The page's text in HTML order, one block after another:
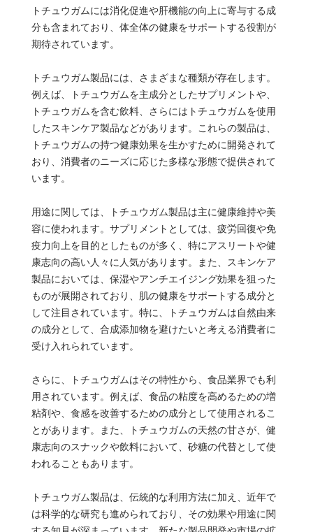
トチュウガムには消化促進や肝機能の向上に寄与する成
分も含まれており、体全体の健康をサポートする役割が
期待されています。
トチュウガム製品には、さまざまな種類が存在します。
例えば、トチュウガムを主成分としたサプリメントや、
トチュウガムを含む飲料、さらにはトチュウガムを使用
したスキンケア製品などがあります。これらの製品は、
トチュウガムの持つ健康効果を生かすために開発されて
おり、消費者のニーズに応じた多様な形態で提供されて
います。
用途に関しては、トチュウガム製品は主に健康維持や美
容に使われます。サプリメントとしては、疲労回復や免
疫力向上を目的としたものが多く、特にアスリートや健
康志向の高い人々に人気があります。また、スキンケア
製品においては、保湿やアンチエイジング効果を狙った
ものが展開されており、肌の健康をサポートする成分と
して注目されています。特に、トチュウガムは自然由来
の成分として、合成添加物を避けたいと考える消費者に
受け入れられています。
さらに、トチュウガムはその特性から、食品業界でも利
用されています。例えば、食品の粘度を高めるための増
粘剤や、食感を改善するための成分として使用されるこ
とがあります。また、トチュウガムの天然の甘さが、健
康志向のスナックや飲料において、砂糖の代替として使
われることもあります。
トチュウガム製品は、伝統的な利用方法に加え、近年で
は科学的な研究も進められており、その効果や用途に関